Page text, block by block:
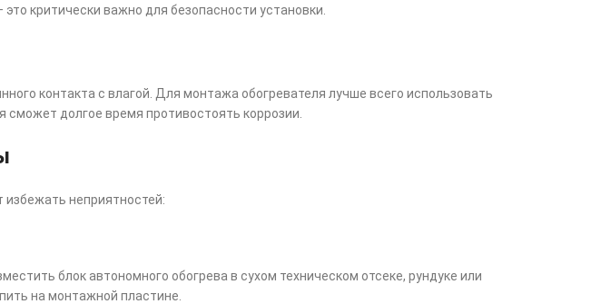
критически важно для безопасности установки.
контакта с влагой. Для монтажа обогревателя лучше всего использовать
долгое время противостоять коррозии.
неприятностей:
блок автономного обогрева в сухом техническом отсеке, рундуке или
на монтажной пластине.